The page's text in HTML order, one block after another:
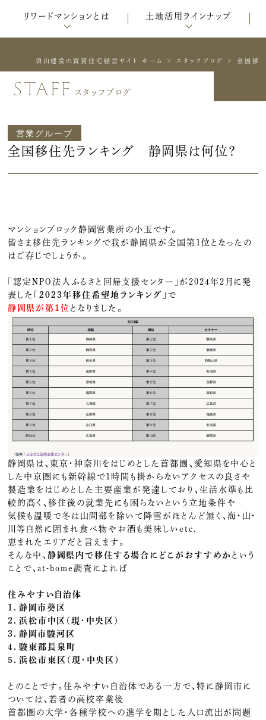
リワードマンションとは 土地活用ラインナップ
須山建設の賃貸住宅経営サイト ホーム > スタッフブログ > 全国移
staff スタッフブログ
営業グループ
全国移住先ランキング 静岡県は何位？
マンションブロック静岡営業所の小玉です。
皆さま移住先ランキングで我が静岡県が全国第1位となったの
はご存じでしょうか。
「認定NPO法人ふるさと回帰支援センター」が2024年2月に発
表した
「2023年移住希望地ランキング」 で
静岡県が第1位 となりました。
静岡県は、東京・神奈川をはじめとした首都圏、愛知県を中心と
した中京圏にも新幹線で1時間も掛からないアクセスの良さや
製造業をはじめとした主要産業が発達しており、生活水準も比
較的高く、移住後の就業先にも困らないという立地条件や
気候も温暖で冬は山間部を除いて降雪がほとんど無く、海・山・
川等自然に囲まれ食べ物やお酒も美味しいetc.
恵まれたエリアだと言えます。
そんな中、静岡県内で移住する場合にどこがおすすめか という
ことで、at-home調査によれば
住みやすい自治体
１．静岡市葵区
２．浜松市中区（現・中央区）
３．静岡市駿河区
４．駿東郡長泉町
５．浜松市東区（現・中央区）
とのことです。住みやすい自治体である一方で、特に静岡市に
ついては、若者の高校卒業後
首都圏の大学・各種学校への進学を期とした人口流出が問題